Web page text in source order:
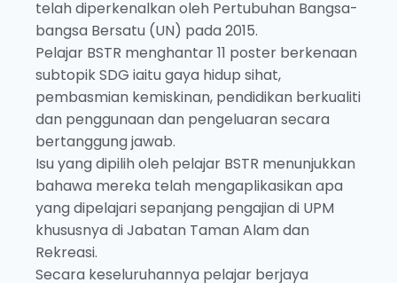
telah diperkenalkan oleh Pertubuhan Bangsa-
bangsa Bersatu (UN) pada 2015.
Pelajar BSTR menghantar 11 poster berkenaan
subtopik SDG iaitu gaya hidup sihat,
pembasmian kemiskinan, pendidikan berkualiti
dan penggunaan dan pengeluaran secara
bertanggung jawab.
Isu yang dipilih oleh pelajar BSTR menunjukkan
bahawa mereka telah mengaplikasikan apa
yang dipelajari sepanjang pengajian di UPM
khususnya di Jabatan Taman Alam dan
Rekreasi.
Secara keseluruhannya pelajar berjaya